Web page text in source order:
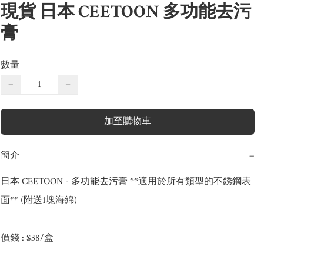
現貨 日本 CEETOON 多功能去污
膏
數量
−
+
加至購物車
簡介 −
日本 CEETOON - 多功能去污膏 **適用於所有類型的不銹鋼表
面** (附送1塊海綿)
價錢 : $38/盒